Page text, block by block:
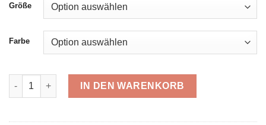
Größe
Farbe
Dormisette Mako-Satin 4482 Menge
IN DEN WARENKORB